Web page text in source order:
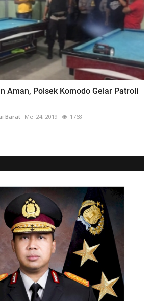
Aman, Polsek Komodo Gelar Patroli
Barat Mei 24, 2019 1768